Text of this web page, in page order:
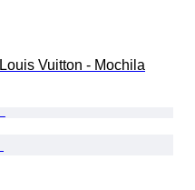
Louis Vuitton - Mochila